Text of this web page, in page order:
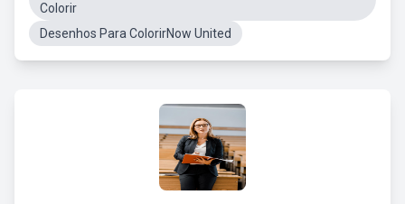
Colorir
Desenhos Para ColorirNow United